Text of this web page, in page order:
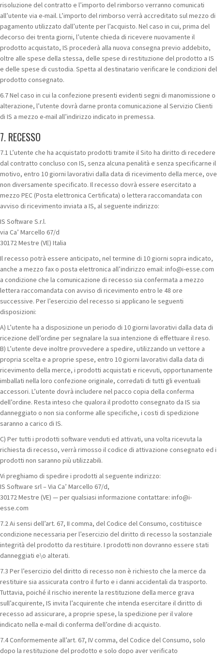
risoluzione del contratto e l’importo del rimborso verranno comunicati
all’utente via e-mail. L’importo del rimborso verrà accreditato sul mezzo di
pagamento utilizzato dall’utente per l’acquisto. Nel caso in cui, prima del
decorso dei trenta giorni, l’utente chieda di ricevere nuovamente il
prodotto acquistato, IS procederà alla nuova consegna previo addebito,
oltre alle spese della stessa, delle spese di restituzione del prodotto a IS
e delle spese di custodia. Spetta al destinatario verificare le condizioni del
prodotto consegnato.
6.7 Nel caso in cui la confezione presenti evidenti segni di manomissione o
alterazione, l’utente dovrà darne pronta comunicazione al Servizio Clienti
di IS a mezzo e-mail all’indirizzo indicato in premessa.
7. RECESSO
7.1 L’utente che ha acquistato prodotti tramite il Sito ha diritto di recedere
dal contratto concluso con IS, senza alcuna penalità e senza specificarne il
motivo, entro 10 giorni lavorativi dalla data di ricevimento della merce, ove
non diversamente specificato. Il recesso dovrà essere esercitato a
mezzo PEC (Posta elettronica Certificata) o lettera raccomandata con
avviso di ricevimento inviata a IS, al seguente indirizzo:
IS Software S.r.l.
via Ca’ Marcello 67/d
30172 Mestre (VE) Italia
Il recesso potrà essere anticipato, nel termine di 10 giorni sopra indicato,
anche a mezzo fax o posta elettronica all’indirizzo email: info@i-esse.com
a condizione che la comunicazione di recesso sia confermata a mezzo
lettera raccomandata con avviso di ricevimento entro le 48 ore
successive. Per l’esercizio del recesso si applicano le seguenti
disposizioni:
A) L’utente ha a disposizione un periodo di 10 giorni lavorativi dalla data di
ricezione dell’ordine per segnalare la sua intenzione di effettuare il reso.
B) L’utente deve inoltre provvedere a spedire, utilizzando un vettore a
propria scelta e a proprie spese, entro 10 giorni lavorativi dalla data di
ricevimento della merce, i prodotti acquistati e ricevuti, opportunamente
imballati nella loro confezione originale, corredati di tutti gli eventuali
accessori. L’utente dovrà includere nel pacco copia della conferma
dell’ordine. Resta inteso che qualora il prodotto consegnato da IS sia
danneggiato o non sia conforme alle specifiche, i costi di spedizione
saranno a carico di IS.
C) Per tutti i prodotti software venduti ed attivati, una volta ricevuta la
richiesta di recesso, verrà rimosso il codice di attivazione consegnato ed i
prodotti non saranno più utilizzabili.
Vi preghiamo di spedire i prodotti al seguente indirizzo:
IS Software srl – Via Ca’ Marcello 67/d,
30172 Mestre (VE) — per qualsiasi informazione contattare: info@i-
esse.com
7.2 Ai sensi dell’art. 67, II comma, del Codice del Consumo, costituisce
condizione necessaria per l’esercizio del diritto di recesso la sostanziale
integrità del prodotto da restituire. I prodotti non dovranno essere stati
danneggiati e\o alterati.
7.3 Per l’esercizio del diritto di recesso non è richiesto che la merce da
restituire sia assicurata contro il furto e i danni accidentali da trasporto.
Tuttavia, poiché il rischio inerente la restituzione della merce grava
sull’acquirente, IS invita l’acquirente che intenda esercitare il diritto di
recesso ad assicurare, a proprie spese, la spedizione per il valore
indicato nella e-mail di conferma dell’ordine di acquisto.
7.4 Conformemente all’art. 67, IV comma, del Codice del Consumo, solo
dopo la restituzione del prodotto e solo dopo aver verificato